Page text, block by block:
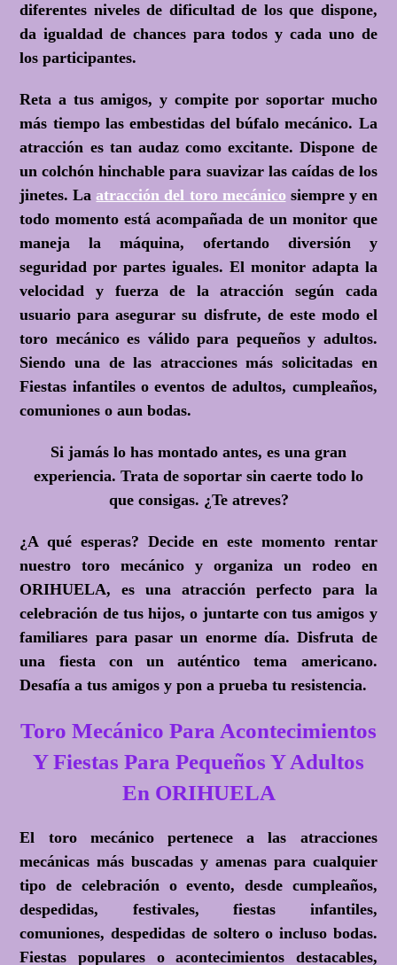
diferentes niveles de dificultad de los que dispone,
da igualdad de chances para todos y cada uno de
los participantes.
Reta a tus amigos, y compite por soportar mucho
más tiempo las embestidas del búfalo mecánico. La
atracción es tan audaz como excitante. Dispone de
un colchón hinchable para suavizar las caídas de los
jinetes. Laatracción del toro mecánico siempre y en
todo momento está acompañada de un monitor que
maneja la máquina, ofertando diversión y
seguridad por partes iguales. El monitor adapta la
velocidad y fuerza de la atracción según cada
usuario para asegurar su disfrute, de este modo el
toro mecánico es válido para pequeños y adultos.
Siendo una de las atracciones más solicitadas en
Fiestas infantiles o eventos de adultos, cumpleaños,
comuniones o aun bodas.
Si jamás lo has montado antes, es una gran
experiencia. Trata de soportar sin caerte todo lo
que consigas. ¿Te atreves?
¿A qué esperas? Decide en este momento rentar
nuestro toro mecánico y organiza un rodeo en
ORIHUELA, es una atracción perfecto para la
celebración de tus hijos, o juntarte con tus amigos y
familiares para pasar un enorme día. Disfruta de
una fiesta con un auténtico tema americano.
Desafía a tus amigos y pon a prueba tu resistencia.
Toro Mecánico Para Acontecimientos
Y Fiestas Para Pequeños Y Adultos
En ORIHUELA
El toro mecánico pertenece a las atracciones
mecánicas más buscadas y amenas para cualquier
tipo de celebración o evento, desde cumpleaños,
despedidas, festivales, fiestas infantiles,
comuniones, despedidas de soltero o incluso bodas.
Fiestas populares o acontecimientos destacables,